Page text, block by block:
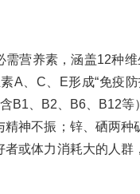
营养素，涵盖12种
A、C、E形成“免疫
B1、B2、B6、B12等
神不振；锌、硒两种
或体力消耗大的人群